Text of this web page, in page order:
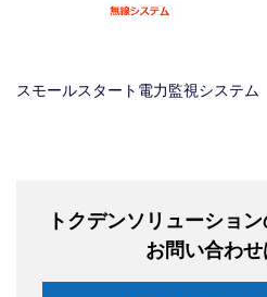
スモールスタート電力監視システム
トクデンソリューショ
お問い合わせ